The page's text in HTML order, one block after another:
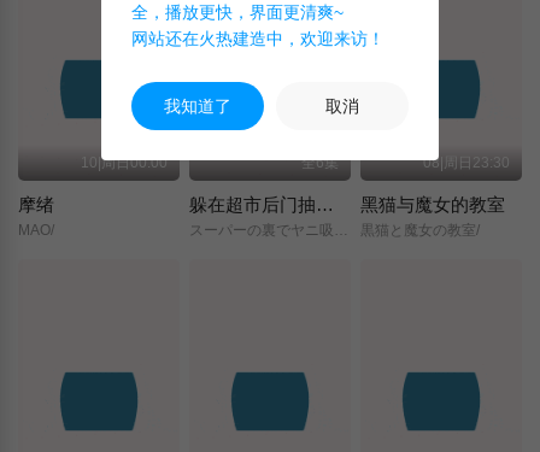
10|周日00:00
摩绪
MAO/
全6集
躲在超市后门抽烟的两人
スーパーの裏でヤニ吸うふたり/
08|周日23:30
黑猫与魔女的教室
黒猫と魔女の教室/
全，播放更快，界面更清爽~
网站还在火热建造中，欢迎来访！
我知道了 取消